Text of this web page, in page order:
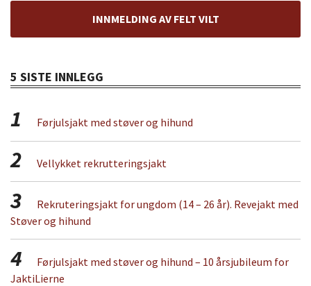
INNMELDING AV FELT VILT
5 SISTE INNLEGG
1 Førjulsjakt med støver og hihund
2 Vellykket rekrutteringsjakt
3
Rekruteringsjakt for ungdom (14 – 26 år). Revejakt med
Støver og hihund
4
Førjulsjakt med støver og hihund – 10 årsjubileum for
JaktiLierne